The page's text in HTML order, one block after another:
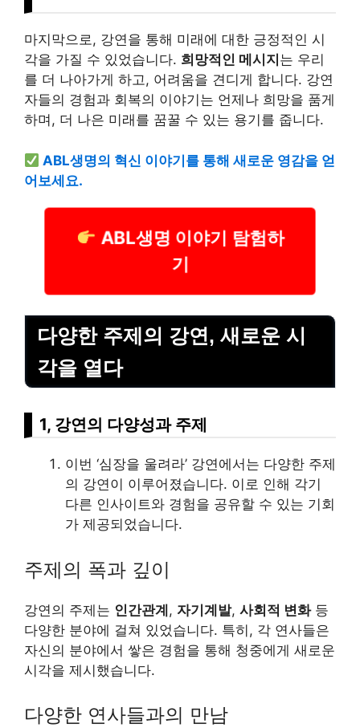
마지막으로, 강연을 통해 미래에 대한 긍정적인 시
각을 가질 수 있었습니다. 희망적인 메시지 는 우리
를 더 나아가게 하고, 어려움을 견디게 합니다. 강연
자들의 경험과 회복의 이야기는 언제나 희망을 품게
하며, 더 나은 미래를 꿈꿀 수 있는 용기를 줍니다.
ABL생명의 혁신 이야기를 통해 새로운 영감을 얻
어보세요.
ABL생명 이야기 탐험하
기
다양한 주제의 강연, 새로운 시
각을 열다
1, 강연의 다양성과 주제
이번 ‘심장을 울려라’ 강연에서는 다양한 주제
의 강연이 이루어졌습니다. 이로 인해 각기
다른 인사이트와 경험을 공유할 수 있는 기회
가 제공되었습니다.
주제의 폭과 깊이
강연의 주제는 인간관계, 자기계발, 사회적 변화등
다양한 분야에 걸쳐 있었습니다. 특히, 각 연사들은
자신의 분야에서 쌓은 경험을 통해 청중에게 새로운
시각을 제시했습니다.
다양한 연사들과의 만남